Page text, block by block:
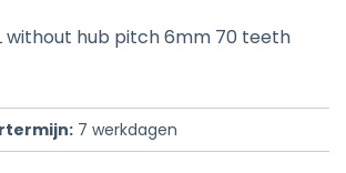
without hub pitch 6mm 70 teeth
7 werkdagen